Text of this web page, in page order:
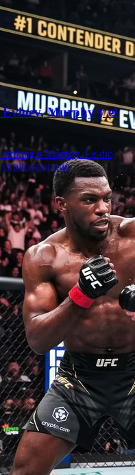
Murphy y el
striking a Murphy. Le dio
por qué